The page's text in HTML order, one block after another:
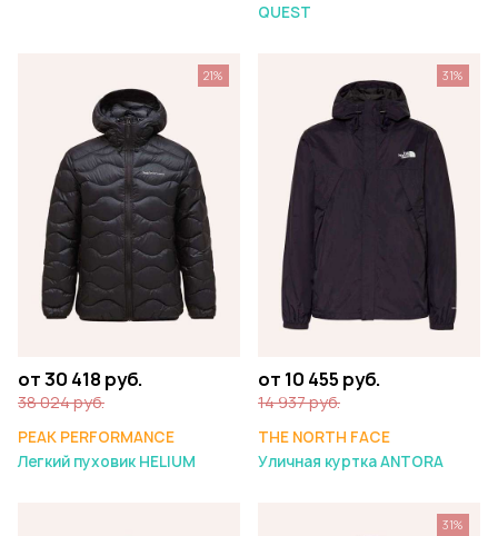
QUEST
от 30 418 руб.
38 024 руб.
PEAK PERFORMANCE
Легкий пуховик HELIUM
21%
от 10 455 руб.
14 937 руб.
THE NORTH FACE
Уличная куртка ANTORA
31%
31%